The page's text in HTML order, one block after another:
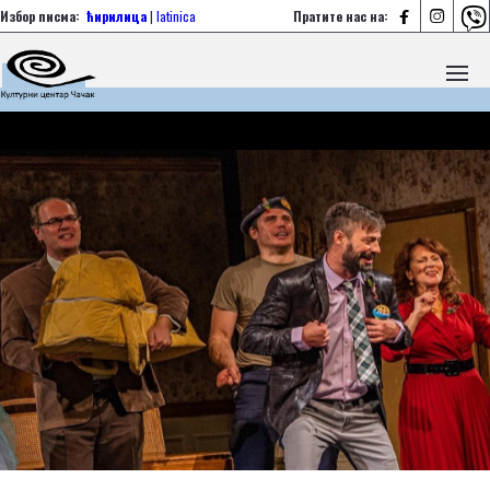
Пратите нас на:   
Избор писма: ћирилица| latinica